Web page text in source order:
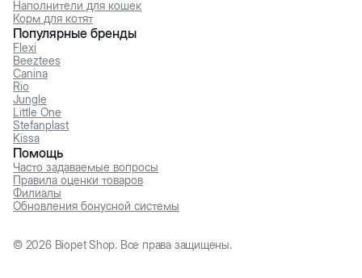
Наполнители для кошек
Корм для котят
Популярные бренды
Flexi
Beeztees
Canina
Rio
Jungle
Little One
Stefanplast
Kissa
Помощь
Часто задаваемые вопросы
Правила оценки товаров
Филиалы
Обновления бонусной системы
© 2026Biopet Shop. Все права защищены.